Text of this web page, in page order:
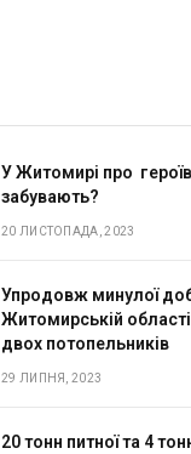
У Житомирі про
забувають?
20 ЛИСТОПАДА, 2023
Упродовж минулої
Житомирській
двох потопельників
29 ЛИПНЯ, 2023
20 тонн питної та 4